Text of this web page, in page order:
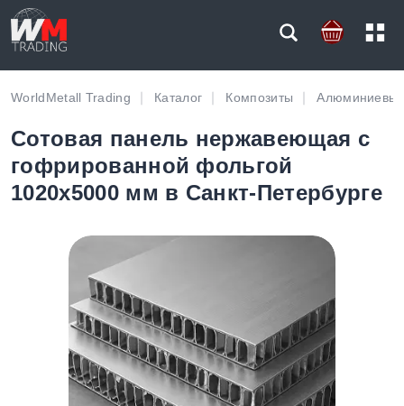
WorldMetall Trading Каталог Композиты
Сотовая панель нержавеющая с
гофрированной фольгой
1020х5000 мм в Санкт-Петербурге